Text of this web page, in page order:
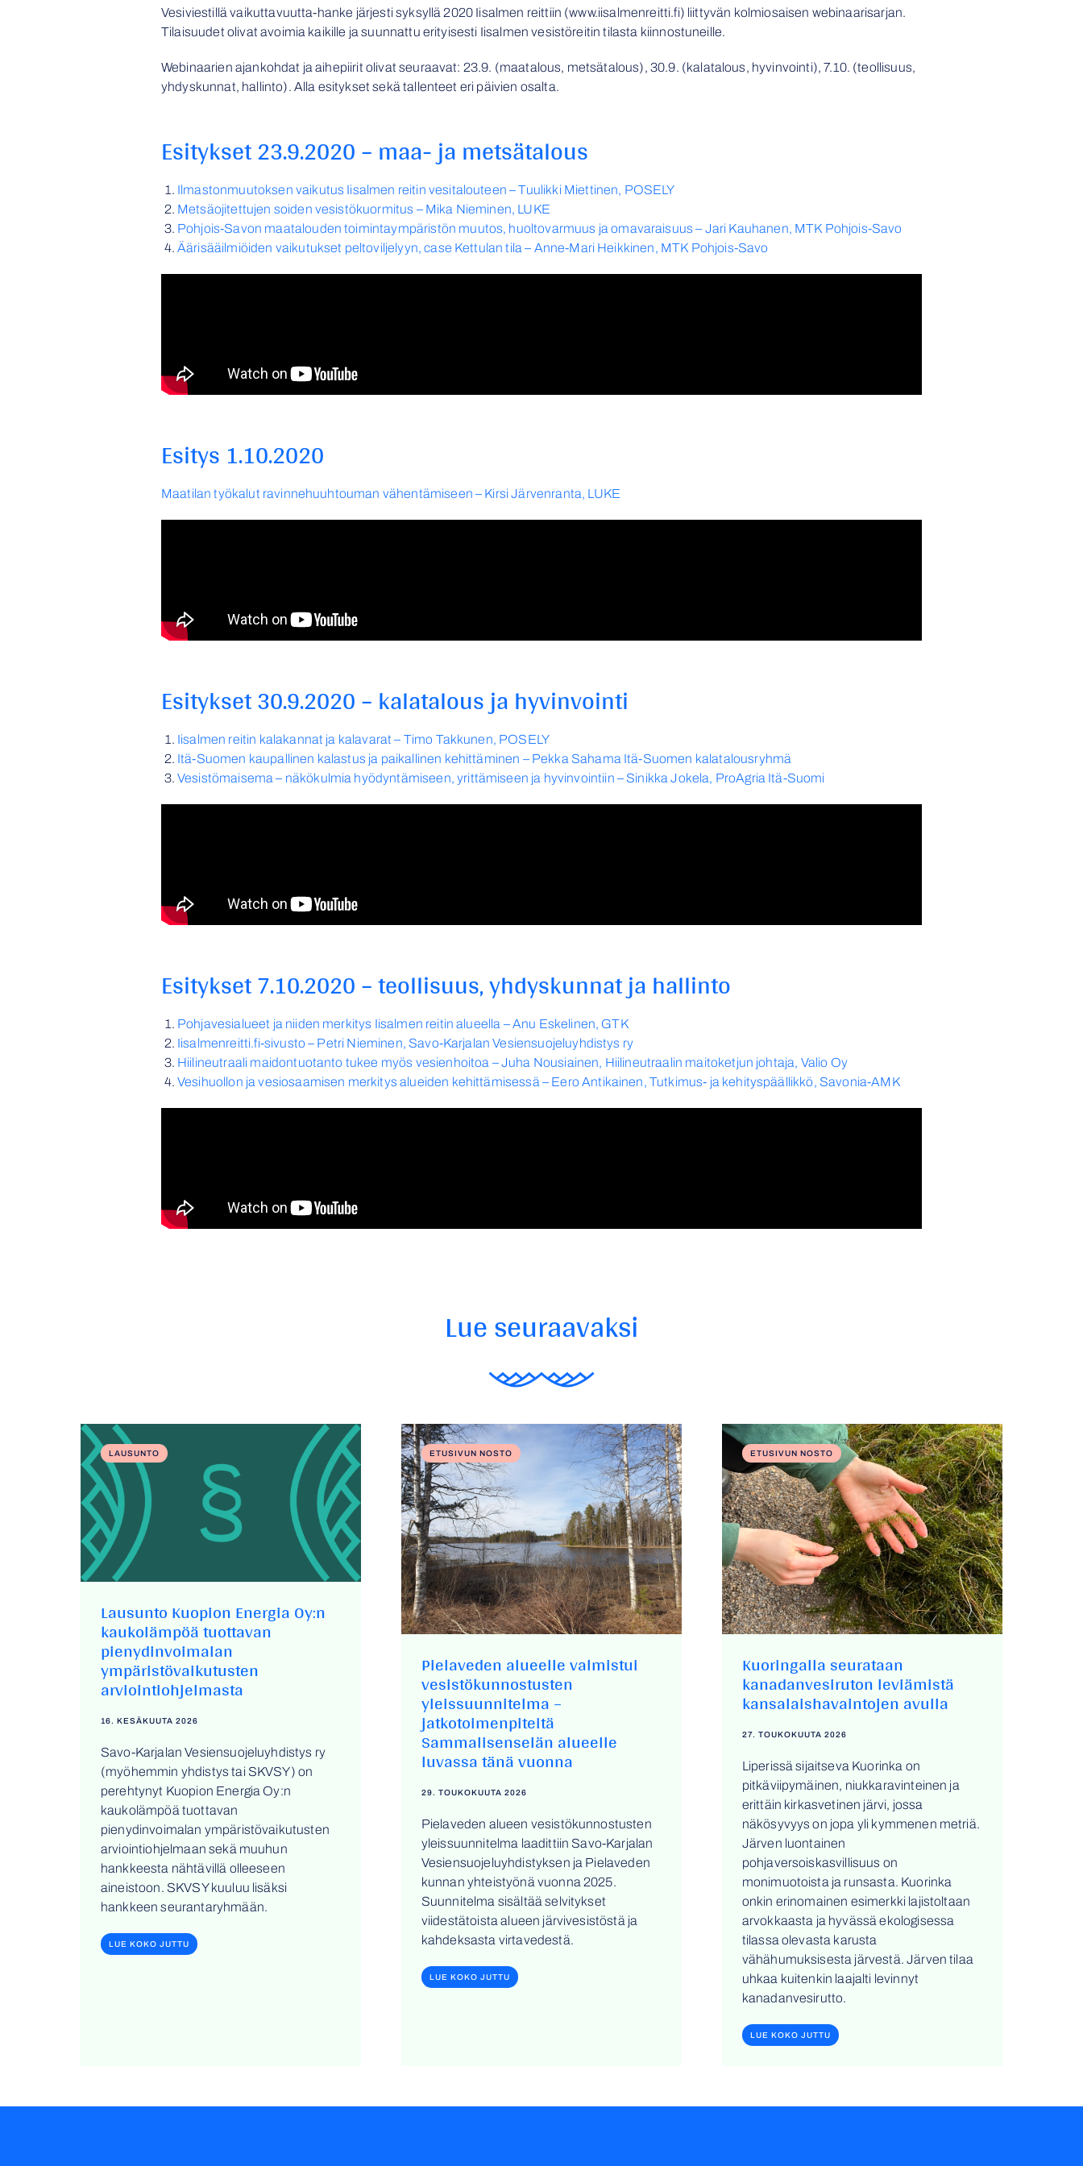
Vesiviestillä vaikuttavuutta-hanke järjesti syksyllä 2020 Iisalmen reittiin (www.iisalmenreitti.fi) liittyvän kolmiosaisen webinaarisarjan.
Tilaisuudet olivat avoimia kaikille ja suunnattu erityisesti Iisalmen vesistöreitin tilasta kiinnostuneille.
Webinaarien ajankohdat ja aihepiirit olivat seuraavat: 23.9. (maatalous, metsätalous), 30.9. (kalatalous, hyvinvointi), 7.10. (teollisuus,
yhdyskunnat, hallinto). Alla esitykset sekä tallenteet eri päivien osalta.
Esitykset 23.9.2020 – maa- ja metsätalous
Ilmastonmuutoksen vaikutus Iisalmen reitin vesitalouteen – Tuulikki Miettinen, POSELY
Metsäojitettujen soiden vesistökuormitus – Mika Nieminen, LUKE
Pohjois-Savon maatalouden toimintaympäristön muutos, huoltovarmuus ja omavaraisuus – Jari Kauhanen, MTK Pohjois-Savo
Äärisääilmiöiden vaikutukset peltoviljelyyn, case Kettulan tila – Anne-Mari Heikkinen, MTK Pohjois-Savo
Esitys 1.10.2020
Maatilan työkalut ravinnehuuhtouman vähentämiseen – Kirsi Järvenranta, LUKE
Esitykset 30.9.2020 – kalatalous ja hyvinvointi
Iisalmen reitin kalakannat ja kalavarat – Timo Takkunen, POSELY
Itä-Suomen kaupallinen kalastus ja paikallinen kehittäminen – Pekka Sahama Itä-Suomen kalatalousryhmä
Vesistömaisema – näkökulmia hyödyntämiseen, yrittämiseen ja hyvinvointiin – Sinikka Jokela, ProAgria Itä-Suomi
Esitykset 7.10.2020 – teollisuus, yhdyskunnat ja hallinto
Pohjavesialueet ja niiden merkitys Iisalmen reitin alueella – Anu Eskelinen, GTK
Iisalmenreitti.fi-sivusto – Petri Nieminen, Savo-Karjalan Vesiensuojeluyhdistys ry
Hiilineutraali maidontuotanto tukee myös vesienhoitoa – Juha Nousiainen, Hiilineutraalin maitoketjun johtaja, Valio Oy
Vesihuollon ja vesiosaamisen merkitys alueiden kehittämisessä – Eero Antikainen, Tutkimus- ja kehityspäällikkö, Savonia-AMK
Lue seuraavaksi
LAUSUNTO
Lausunto Kuopion Energia Oy:n
kaukolämpöä tuottavan
pienydinvoimalan
ympäristövaikutusten
arviointiohjelmasta
16. KESÄKUUTA 2026
Savo-Karjalan Vesiensuojeluyhdistys ry
(myöhemmin yhdistys tai SKVSY) on
perehtynyt Kuopion Energia Oy:n
kaukolämpöä tuottavan
pienydinvoimalan ympäristövaikutusten
arviointiohjelmaan sekä muuhun
hankkeesta nähtävillä olleeseen
aineistoon. SKVSY kuuluu lisäksi
hankkeen seurantaryhmään.
LUE KOKO JUTTU
ETUSIVUN NOSTO
Pielaveden alueelle valmistui
vesistökunnostusten
yleissuunnitelma –
jatkotoimenpiteitä
Sammalisenselän alueelle
luvassa tänä vuonna
29. TOUKOKUUTA 2026
Pielaveden alueen vesistökunnostusten
yleissuunnitelma laadittiin Savo-Karjalan
Vesiensuojeluyhdistyksen ja Pielaveden
kunnan yhteistyönä vuonna 2025.
Suunnitelma sisältää selvitykset
viidestätoista alueen järvivesistöstä ja
kahdeksasta virtavedestä.
LUE KOKO JUTTU
ETUSIVUN NOSTO
Kuoringalla seurataan
kanadanvesiruton leviämistä
kansalaishavaintojen avulla
27. TOUKOKUUTA 2026
Liperissä sijaitseva Kuorinka on
pitkäviipymäinen, niukkaravinteinen ja
erittäin kirkasvetinen järvi, jossa
näkösyvyys on jopa yli kymmenen metriä.
Järven luontainen
pohjaversoiskasvillisuus on
monimuotoista ja runsasta. Kuorinka
onkin erinomainen esimerkki lajistoltaan
arvokkaasta ja hyvässä ekologisessa
tilassa olevasta karusta
vähähumuksisesta järvestä. Järven tilaa
uhkaa kuitenkin laajalti levinnyt
kanadanvesirutto.
LUE KOKO JUTTU